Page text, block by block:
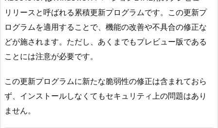
リリースと呼ばれる累積更新プログラムです。この更新プ
ログラムを適用することで、機能の改善や不具合の修正な
どが施されます。ただし、あくまでもプレビュー版である
ことには注意が必要です。
この更新プログラムに新たな脆弱性の修正は含まれておら
ず、インストールしなくてもセキュリティ上の問題はあり
ません。